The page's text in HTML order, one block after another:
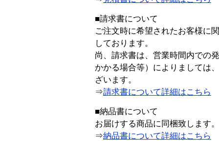
■請求書について
ご注文時に希望されたお客様に
しております。
尚、請求書は、営業時間内での
かかる場合等）によりましては
ざいます。
⇒請求書について詳細はこちら
■納品書について
お届けする商品に同梱致します。
⇒納品書について詳細はこちら